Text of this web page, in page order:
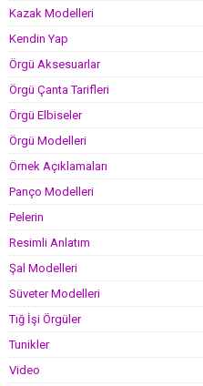
Kazak Modelleri
Kendin Yap
Örgü Aksesuarlar
Örgü Çanta Tarifleri
Örgü Elbiseler
Örgü Modelleri
Örnek Açıklamaları
Panço Modelleri
Pelerin
Resimli Anlatım
Şal Modelleri
Süveter Modelleri
Tığ İşi Örgüler
Tunikler
Video